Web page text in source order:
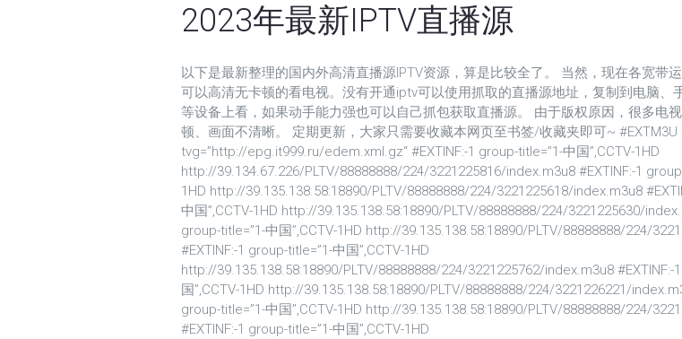
2023年最新IPTV直播源
以下是最新整理的国内外高清直播源IPTV资源，算是比较全了。 当然，现在各宽带运
可以高清无卡顿的看电视。没有开通iptv可以使用抓取的直播源地址，复制到电脑、
等设备上看，如果动手能力强也可以自己抓包获取直播源。 由于版权原因，很多电
顿、画面不清晰。 定期更新，大家只需要收藏本网页至书签/收藏夹即可~ #EXTM3U
tvg=”http://epg.it999.ru/edem.xml.gz“ #EXTINF:-1 group-title=”1-中国”,CCTV-1HD
http://39.134.67.226/PLTV/88888888/224/3221225816/index.m3u8 #EXTINF:-1
1HD http://39.135.138.58:18890/PLTV/88888888/224/3221225618/index.m3u8
中国”,CCTV-1HD http://39.135.138.58:18890/PLTV/88888888/224/3221225630/
group-title=”1-中国”,CCTV-1HD http://39.135.138.58:18890/PLTV/88888888/224/
#EXTINF:-1 group-title=”1-中国”,CCTV-1HD
http://39.135.138.58:18890/PLTV/88888888/224/3221225762/index.m3u8 #EXTINF:-
国”,CCTV-1HD http://39.135.138.58:18890/PLTV/88888888/224/3221226221/
group-title=”1-中国”,CCTV-1HD http://39.135.138.58:18890/PLTV/88888888/224/
#EXTINF:-1 group-title=”1-中国”,CCTV-1HD